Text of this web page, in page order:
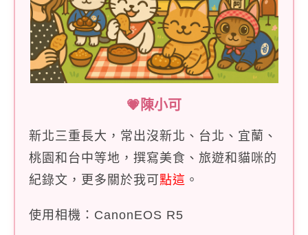
💗陳小可
新北三重長大，常出沒新北、台北、宜蘭、
桃園和台中等地，撰寫美食、旅遊和貓咪的
紀錄文，更多關於我可 點這 。
使用相機：CanonEOS R5